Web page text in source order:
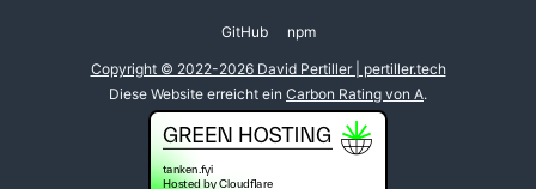
GitHub npm
Copyright © 2022-2026 David Pertiller | pertiller.tech
Diese Website erreicht ein Carbon Rating von A.